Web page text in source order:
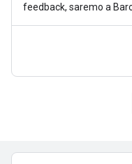
feedback, saremo a